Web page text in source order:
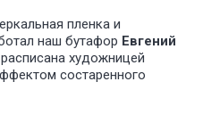
пленка и
наш бутафор Евгений
художницей
состаренного